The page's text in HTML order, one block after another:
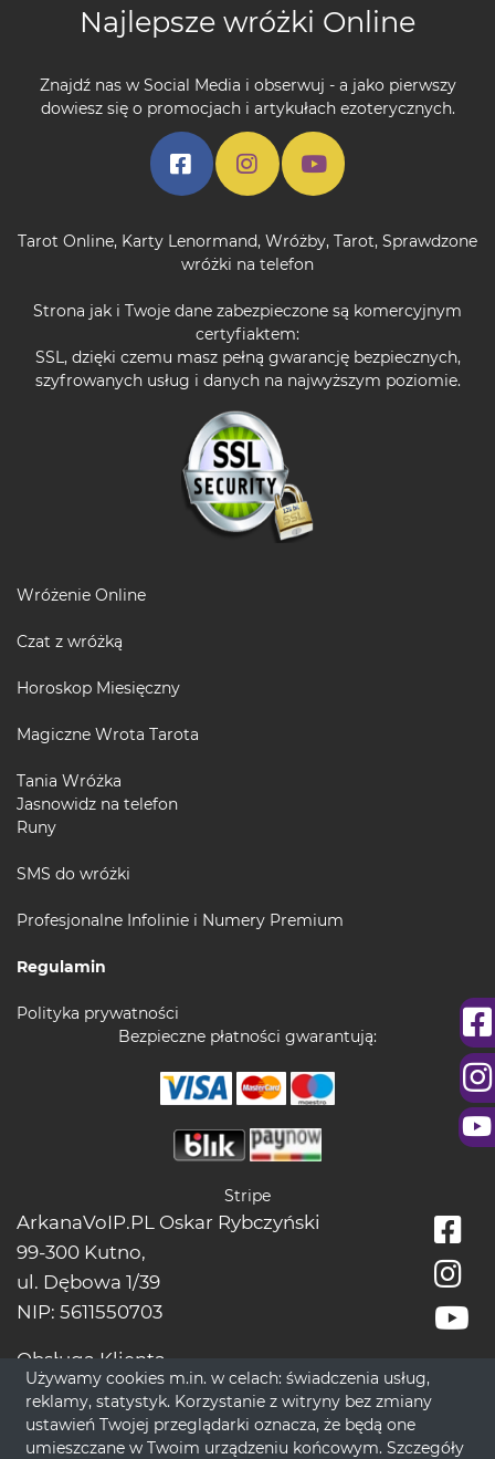
Najlepsze wróżki Online
Znajdź nas w Social Media i obserwuj - a jako pierwszy
dowiesz się o promocjach i artykułach ezoterycznych.
Tarot Online, Karty Lenormand, Wróżby, Tarot, Sprawdzone
wróżki na telefon
Strona jak i Twoje dane zabezpieczone są komercyjnym
certyfiaktem:
SSL, dzięki czemu masz pełną gwarancję bezpiecznych,
szyfrowanych usług i danych na najwyższym poziomie.
Wróżenie Online
Czat z wróżką
Horoskop Miesięczny
Magiczne Wrota Tarota
Tania Wróżka
Jasnowidz na telefon
Runy
SMS do wróżki
Profesjonalne Infolinie i Numery Premium
Regulamin
Polityka prywatności
Bezpieczne płatności gwarantują:
Stripe
ArkanaVoIP.PL Oskar Rybczyński
99-300 Kutno,
ul. Dębowa 1/39
NIP: 5611550703
Obsługa Klienta
tel.: +48228966666
bok[@]wrozbytarot.online
Używamy cookies m.in. w celach: świadczenia usług,
reklamy, statystyk. Korzystanie z witryny bez zmiany
ustawień Twojej przeglądarki oznacza, że będą one
umieszczane w Twoim urządzeniu końcowym. Szczegóły